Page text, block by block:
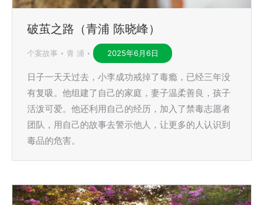
破茧之路（青浦 陈晓峰）
个案故事 青 浦 2025年6月6日
日子一天天过去，小李成功戒掉了毒瘾，已经三年没
有复吸。他组建了自己的家庭，妻子温柔善良，孩子
活泼可爱。他还利用自己的经历，加入了禁毒志愿者
团队，用自己的故事去警示他人，让更多的人认识到
毒品的危害。